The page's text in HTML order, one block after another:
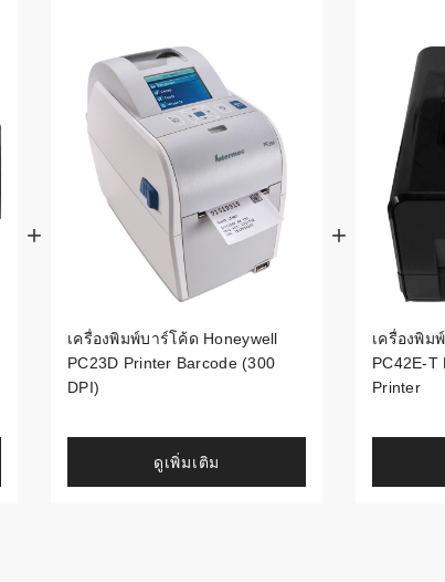
เครื่องพิมพ์บาร์โค้ด Honeywell
PC23D Printer Barcode (300
DPI)
ดูเพิ่มเติม
เครื่องพิม
PC42E-T
Printer